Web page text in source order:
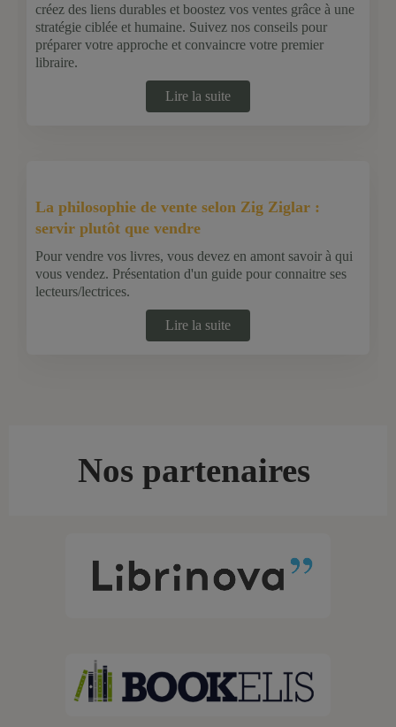
créez des liens durables et boostez vos ventes grâce à une
stratégie ciblée et humaine. Suivez nos conseils pour
préparer votre approche et convaincre votre premier
libraire.
Lire la suite
La philosophie de vente selon Zig Ziglar :
servir plutôt que vendre
Pour vendre vos livres, vous devez en amont savoir à qui
vous vendez. Présentation d'un guide pour connaitre ses
lecteurs/lectrices.
Lire la suite
Nos partenaires